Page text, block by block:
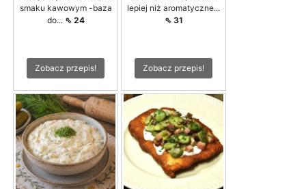
smaku kawowym -baza
do... ⇖ 24
Zobacz przepis!
lepiej niż aromatyczne...
⇖ 31
Zobacz przepis!